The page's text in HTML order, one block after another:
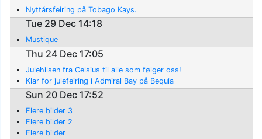
Nyttårsfeiring på Tobago Kays.
Tue 29 Dec 14:18
Mustique
Thu 24 Dec 17:05
Julehilsen fra Celsius til alle som følger oss!
Klar for julefeiring i Admiral Bay på Bequia
Sun 20 Dec 17:52
Flere bilder 3
Flere bilder 2
Flere bilder